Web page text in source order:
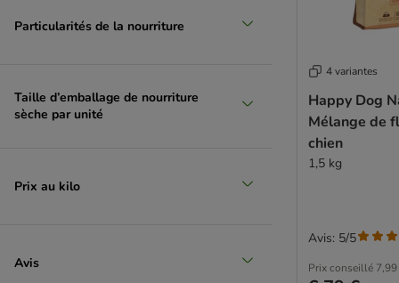
Markus-Mühle
Natura Diet
Natural Greatness
Nutrivet
PERFECT FIT
Particularités de la nourriture
Taille d’emballage de nourriture
sèche par unité
Prix au kilo
Avis
4 variantes
Happy Dog
Mélange de
chien
1,5 kg
Prix conseillé
Avis: 5/5